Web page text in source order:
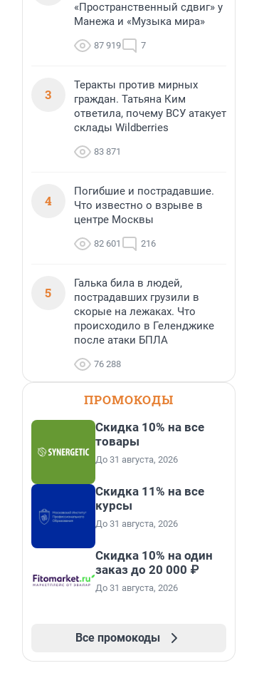
«Пространственный сдвиг» у
Манежа и «Музыка мира»
87 919 7
3
Теракты против мирных
граждан. Татьяна Ким
ответила, почему ВСУ атакует
склады Wildberries
83 871
4
Погибшие и пострадавшие.
Что известно о взрыве в
центре Москвы
82 601 216
5
Галька била в людей,
пострадавших грузили в
скорые на лежаках. Что
происходило в Геленджике
после атаки БПЛА
76 288
ПРОМОКОДЫ
Скидка 10% на все
товары
До 31 августа, 2026
Скидка 11% на все
курсы
До 31 августа, 2026
Скидка 10% на один
заказ до 20 000 ₽
До 31 августа, 2026
Все промокоды